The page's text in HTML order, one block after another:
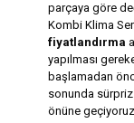
parçaya göre
Kombi Klima
fiyatlandırma
yapılması
başlamadan
sonunda sürpriz
önüne